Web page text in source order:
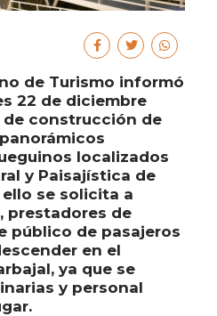
de Turismo informó
22 de diciembre
construcción de
localizados
y Paisajística de
se solicita a
prestadores de
público de pasajeros
en el
ya que se
y personal